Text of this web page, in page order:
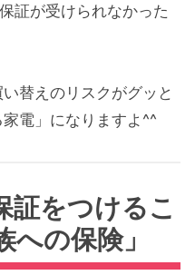
証が受けられなかった
替えのリスクがグッと
電」になりますよ^^
証をつけるこ
への保険」